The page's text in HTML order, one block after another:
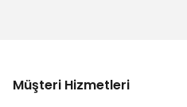
Müşteri Hizmetleri